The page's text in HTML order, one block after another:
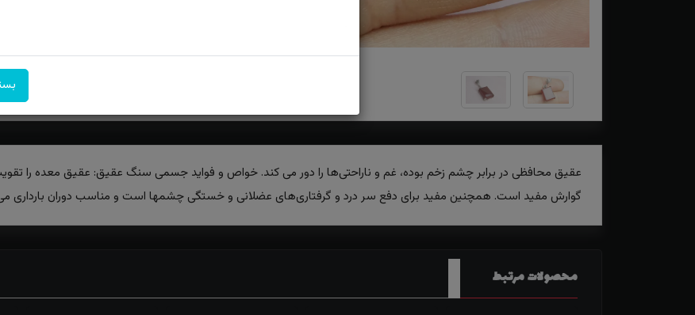
عقیق محافظی در برابر چشم زخم بوده، غم و ناراحتی‌ها را دور می کند. خواص و فواید جسمی سنگ عقیق: عقیق معده را
گوارش مفید است. همچنین مفید برای دفع سر درد و گرفتاری‌های عضلانی و خستگی چشمها است و مناسب دوران بارداری
محصولات مرتبط